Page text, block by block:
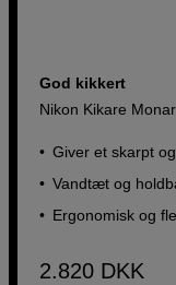
God kikkert
Nikon Kikare
Giver et skarpt
Vandtæt og
Ergonomisk og
2.820 DKK